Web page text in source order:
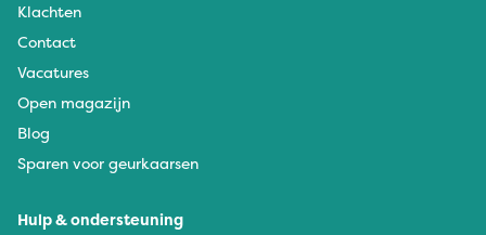
Klachten
Contact
Vacatures
Open magazijn
Blog
Sparen voor geurkaarsen
Hulp & ondersteuning